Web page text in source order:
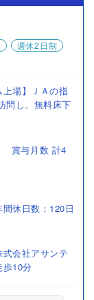
週休2日制
上場】ＪＡの指
問し、無料床下
賞与月数 計4
休日数：120日
会社アサンテ
10分